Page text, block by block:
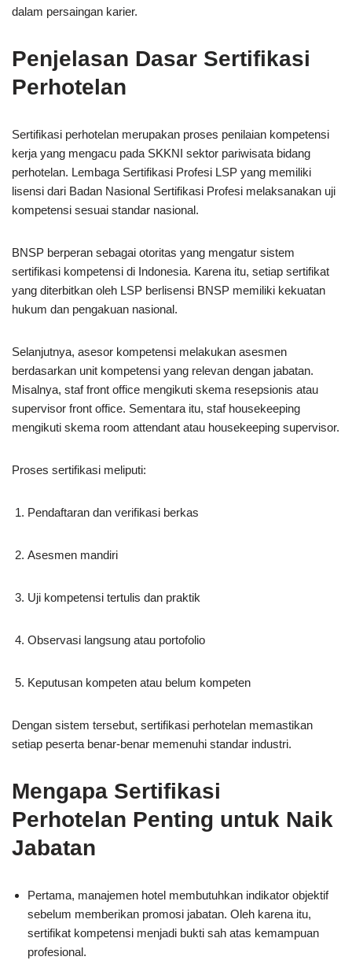
dalam persaingan karier.
Penjelasan Dasar Sertifikasi
Perhotelan
Sertifikasi perhotelan merupakan proses penilaian kompetensi
kerja yang mengacu pada SKKNI sektor pariwisata bidang
perhotelan. Lembaga Sertifikasi Profesi LSP yang memiliki
lisensi dari Badan Nasional Sertifikasi Profesi melaksanakan uji
kompetensi sesuai standar nasional.
BNSP berperan sebagai otoritas yang mengatur sistem
sertifikasi kompetensi di Indonesia. Karena itu, setiap sertifikat
yang diterbitkan oleh LSP berlisensi BNSP memiliki kekuatan
hukum dan pengakuan nasional.
Selanjutnya, asesor kompetensi melakukan asesmen
berdasarkan unit kompetensi yang relevan dengan jabatan.
Misalnya, staf front office mengikuti skema resepsionis atau
supervisor front office. Sementara itu, staf housekeeping
mengikuti skema room attendant atau housekeeping supervisor.
Proses sertifikasi meliputi:
Pendaftaran dan verifikasi berkas
Asesmen mandiri
Uji kompetensi tertulis dan praktik
Observasi langsung atau portofolio
Keputusan kompeten atau belum kompeten
Dengan sistem tersebut, sertifikasi perhotelan memastikan
setiap peserta benar-benar memenuhi standar industri.
Mengapa Sertifikasi
Perhotelan Penting untuk Naik
Jabatan
Pertama, manajemen hotel membutuhkan indikator objektif
sebelum memberikan promosi jabatan. Oleh karena itu,
sertifikat kompetensi menjadi bukti sah atas kemampuan
profesional.